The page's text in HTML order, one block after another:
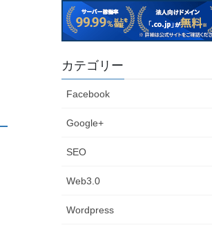
カテゴリー
Facebook
Google+
SEO
Web3.0
Wordpress